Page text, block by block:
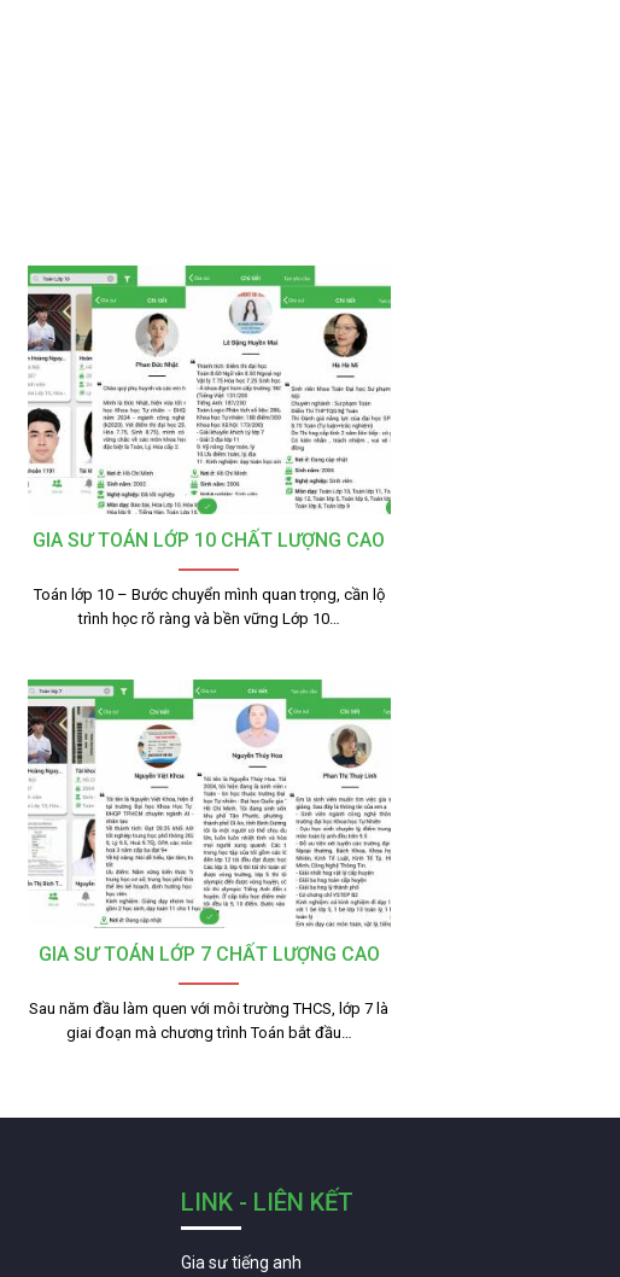
GIA SƯ TOÁN LỚP 10 CHẤT LƯỢNG CAO
Toán lớp 10 – Bước chuyển mình quan trọng, cần lộ
trình học rõ ràng và bền vững Lớp 10…
GIA SƯ TOÁN LỚP 7 CHẤT LƯỢNG CAO
Sau năm đầu làm quen với môi trường THCS, lớp 7 là
giai đoạn mà chương trình Toán bắt đầu…
LINK - LIÊN KẾT
Gia sư tiếng anh